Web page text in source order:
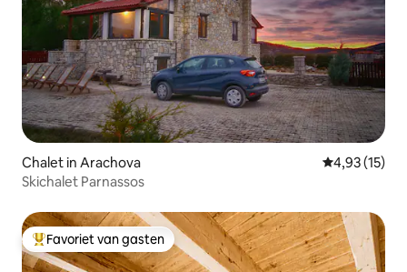
Chalet in Arachova Gemiddelde
4,93 (15)
Skichalet Parnassos
Topfavoriet van gasten
Favoriet van gasten